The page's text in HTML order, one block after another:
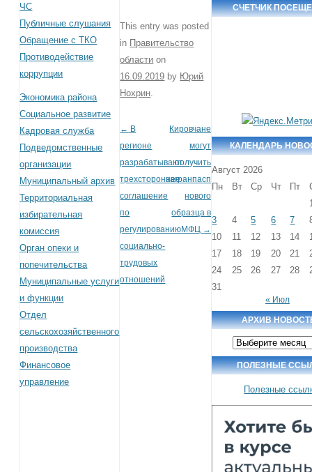
ЧС
Публичные слушания
Обращение с ТКО
Противодействие
коррупции
Экономика района
Социальное развитие
Кадровая служба
Подведомственные
организации
Муниципальный архив
Территориальная
избирательная
комиссия
Орган опеки и
попечительства
Муниципальные услуги
и функции
Отдел
сельскохозяйственного
производства
Финансовое
управление
This entry was posted
in Правительство
области on
16.09.2019 by Юрий
Нохрин
Post navigation
← В
регионе
разрабатывают
трехстороннее
соглашение
по
регулированию
социально-
трудовых
отношений
Кировчане
могут
получить
загранпаспорт
нового
образца в
МФЦ →
СЧЕТЧИК
КАЛЕНДАРЬ
Август 2026
Пн
Вт Ср Чт Пт
3
4 5 6 7
10
11 12 13 14
17
18 19 20 21
24
25 26 27 28
31
« Июл
АРХИВ
Архив
новостей
ПОЛЕЗНЫЕ
Полезные